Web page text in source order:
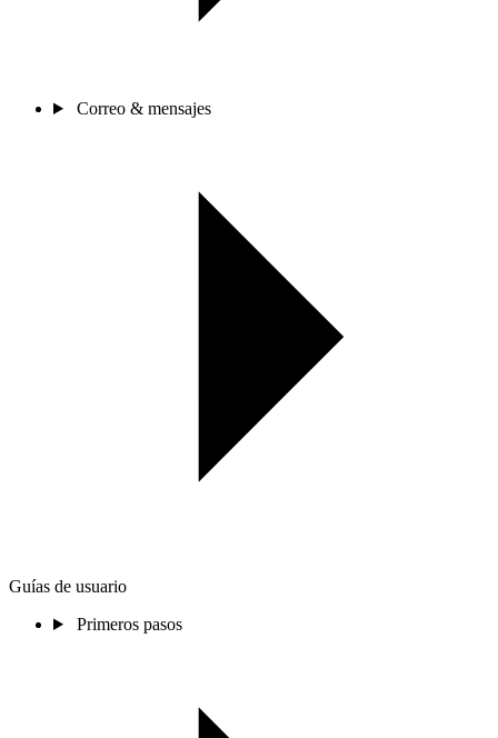
Correo & mensajes
Guías de usuario
Primeros pasos